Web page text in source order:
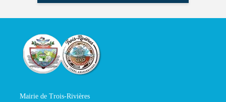
Mairie de Trois-Rivières